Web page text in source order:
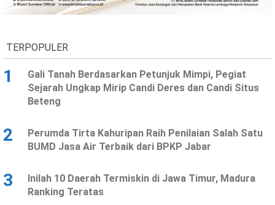
TERPOPULER
1
Gali Tanah Berdasarkan Petunjuk Mimpi, Pegiat
Sejarah Ungkap Mirip Candi Deres dan Candi Situs
Beteng
2
Perumda Tirta Kahuripan Raih Penilaian Salah Satu
BUMD Jasa Air Terbaik dari BPKP Jabar
3
Inilah 10 Daerah Termiskin di Jawa Timur, Madura
Ranking Teratas